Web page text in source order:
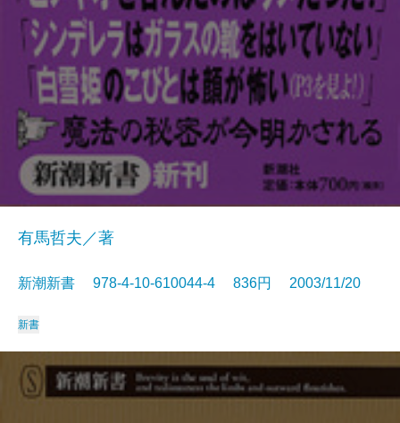
有馬哲夫／著
新潮新書 978-4-10-610044-4 836円 2003/11/20
新書